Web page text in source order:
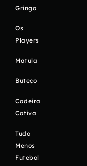
Gringa
Os
Players
Matula
Buteco
Cadeira
Cativa
Tudo
Menos
Futebol